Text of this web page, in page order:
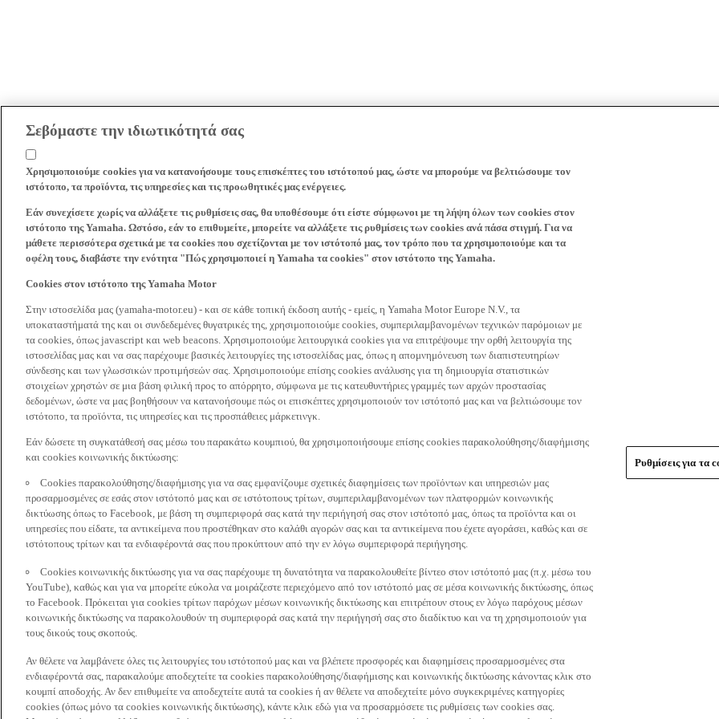
Σεβόμαστε την ιδιωτικότητά σας
Χρησιμοποιούμε cookies για να κατανοήσουμε τους επισκέπτες του ιστότοπού μας, ώστε να μπορούμε να βελτιώσουμε τον
ιστότοπο, τα προϊόντα, τις υπηρεσίες και τις προωθητικές μας ενέργειες.
Εάν συνεχίσετε χωρίς να αλλάξετε τις ρυθμίσεις σας, θα υποθέσουμε ότι είστε σύμφωνοι με τη λήψη όλων των cookies στον
ιστότοπο της Yamaha. Ωστόσο, εάν το επιθυμείτε, μπορείτε να αλλάξετε τις ρυθμίσεις των cookies ανά πάσα στιγμή. Για να
μάθετε περισσότερα σχετικά με τα cookies που σχετίζονται με τον ιστότοπό μας, τον τρόπο που τα χρησιμοποιούμε και τα
οφέλη τους, διαβάστε την ενότητα "Πώς χρησιμοποιεί η Yamaha τα cookies" στον ιστότοπο της Yamaha.
Cookies στον ιστότοπο της Yamaha Motor
Στην ιστοσελίδα μας (yamaha-motor.eu) - και σε κάθε τοπική έκδοση αυτής - εμείς, η Yamaha Motor Europe N.V., τα
υποκαταστήματά της και οι συνδεδεμένες θυγατρικές της, χρησιμοποιούμε cookies, συμπεριλαμβανομένων τεχνικών παρόμοιων με
τα cookies, όπως javascript και web beacons. Χρησιμοποιούμε λειτουργικά cookies για να επιτρέψουμε την ορθή λειτουργία της
ιστοσελίδας μας και να σας παρέχουμε βασικές λειτουργίες της ιστοσελίδας μας, όπως η απομνημόνευση των διαπιστευτηρίων
σύνδεσης και των γλωσσικών προτιμήσεών σας. Χρησιμοποιούμε επίσης cookies ανάλυσης για τη δημιουργία στατιστικών
στοιχείων χρηστών σε μια βάση φιλική προς το απόρρητο, σύμφωνα με τις κατευθυντήριες γραμμές των αρχών προστασίας
δεδομένων, ώστε να μας βοηθήσουν να κατανοήσουμε πώς οι επισκέπτες χρησιμοποιούν τον ιστότοπό μας και να βελτιώσουμε τον
ιστότοπο, τα προϊόντα, τις υπηρεσίες και τις προσπάθειες μάρκετινγκ.
Εάν δώσετε τη συγκατάθεσή σας μέσω του παρακάτω κουμπιού, θα χρησιμοποιήσουμε επίσης cookies παρακολούθησης/διαφήμισης
και cookies κοινωνικής δικτύωσης:
Cookies παρακολούθησης/διαφήμισης για να σας εμφανίζουμε σχετικές διαφημίσεις των προϊόντων και υπηρεσιών μας
προσαρμοσμένες σε εσάς στον ιστότοπό μας και σε ιστότοπους τρίτων, συμπεριλαμβανομένων των πλατφορμών κοινωνικής
δικτύωσης όπως το Facebook, με βάση τη συμπεριφορά σας κατά την περιήγησή σας στον ιστότοπό μας, όπως τα προϊόντα και οι
υπηρεσίες που είδατε, τα αντικείμενα που προστέθηκαν στο καλάθι αγορών σας και τα αντικείμενα που έχετε αγοράσει, καθώς και σε
ιστότοπους τρίτων και τα ενδιαφέροντά σας που προκύπτουν από την εν λόγω συμπεριφορά περιήγησης.
Cookies κοινωνικής δικτύωσης για να σας παρέχουμε τη δυνατότητα να παρακολουθείτε βίντεο στον ιστότοπό μας (π.χ. μέσω του
YouTube), καθώς και για να μπορείτε εύκολα να μοιράζεστε περιεχόμενο από τον ιστότοπό μας σε μέσα κοινωνικής δικτύωσης, όπως
το Facebook. Πρόκειται για cookies τρίτων παρόχων μέσων κοινωνικής δικτύωσης και επιτρέπουν στους εν λόγω παρόχους μέσων
κοινωνικής δικτύωσης να παρακολουθούν τη συμπεριφορά σας κατά την περιήγησή σας στο διαδίκτυο και να τη χρησιμοποιούν για
τους δικούς τους σκοπούς.
Αν θέλετε να λαμβάνετε όλες τις λειτουργίες του ιστότοπού μας και να βλέπετε προσφορές και διαφημίσεις προσαρμοσμένες στα
ενδιαφέροντά σας, παρακαλούμε αποδεχτείτε τα cookies παρακολούθησης/διαφήμισης και κοινωνικής δικτύωσης κάνοντας κλικ στο
κουμπί αποδοχής. Αν δεν επιθυμείτε να αποδεχτείτε αυτά τα cookies ή αν θέλετε να αποδεχτείτε μόνο συγκεκριμένες κατηγορίες
cookies (όπως μόνο τα cookies κοινωνικής δικτύωσης), κάντε κλικ εδώ για να προσαρμόσετε τις ρυθμίσεις των cookies σας.
Ρυθμίσεις για τα